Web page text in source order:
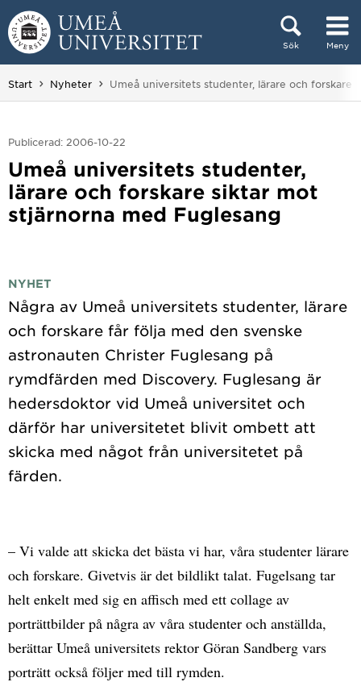
Hoppa direkt till innehållet
Sök Meny
Huvudmenyn dold.
Start Nyheter Du är här:
Umeå universitets studenter, lärare och forskare
Publicerad: 2006-10-22
Umeå universitets studenter,
lärare och forskare siktar mot
stjärnorna med Fuglesang
NYHET
Några av Umeå universitets studenter, lärare
och forskare får följa med den svenske
astronauten Christer Fuglesang på
rymdfärden med Discovery. Fuglesang är
hedersdoktor vid Umeå universitet och
därför har universitetet blivit ombett att
skicka med något från universitetet på
– Vi valde att skicka det bästa vi har, våra studenter lärare
och forskare. Givetvis är det bildlikt talat. Fugelsang tar
helt enkelt med sig en affisch med ett collage av
porträttbilder på några av våra studenter och anställda,
berättar Umeå universitets rektor Göran Sandberg vars
porträtt också följer med till rymden.